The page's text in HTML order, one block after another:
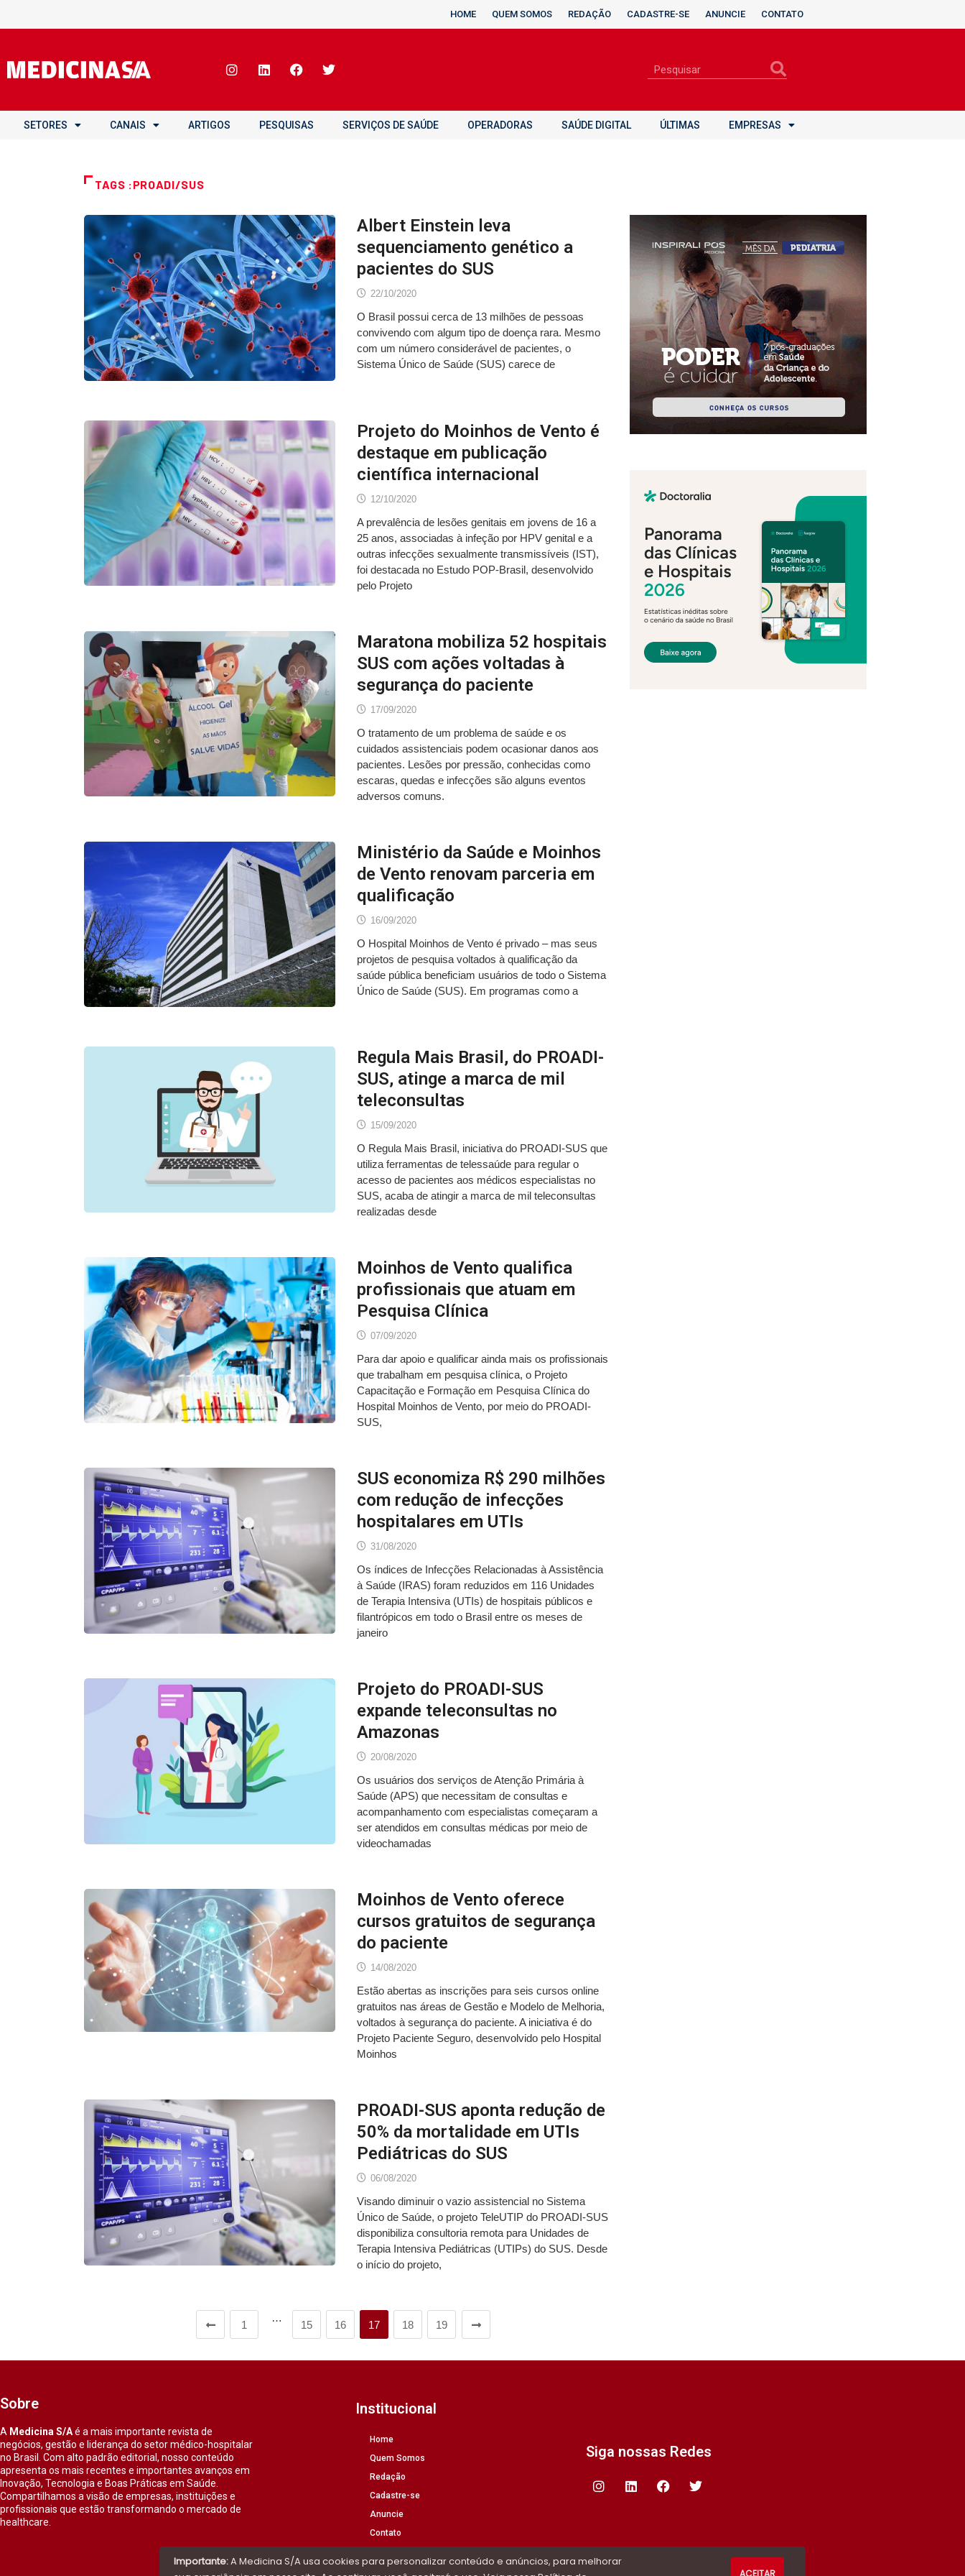
HOME QUEM SOMOS REDAÇÃO CADASTRE-SE ANUNCIE CONTATO
SETORES CANAIS ARTIGOS PESQUISAS SERVIÇOS DE SAÚDE OPERADORAS SAÚDE DIGITAL ÚLTIMAS EMPRESAS
TAGS :PROADI/SUS
Albert Einstein leva
sequenciamento genético a
pacientes do SUS
22/10/2020
O Brasil possui cerca de 13 milhões de pessoas
convivendo com algum tipo de doença rara. Mesmo
com um número considerável de pacientes, o
Sistema Único de Saúde (SUS) carece de
Projeto do Moinhos de Vento é
destaque em publicação
científica internacional
12/10/2020
A prevalência de lesões genitais em jovens de 16 a
25 anos, associadas à infeção por HPV genital e a
outras infecções sexualmente transmissíveis (IST),
foi destacada no Estudo POP-Brasil, desenvolvido
pelo Projeto
Maratona mobiliza 52 hospitais
SUS com ações voltadas à
segurança do paciente
17/09/2020
O tratamento de um problema de saúde e os
cuidados assistenciais podem ocasionar danos aos
pacientes. Lesões por pressão, conhecidas como
escaras, quedas e infecções são alguns eventos
adversos comuns.
Ministério da Saúde e Moinhos
de Vento renovam parceria em
qualificação
16/09/2020
O Hospital Moinhos de Vento é privado – mas seus
projetos de pesquisa voltados à qualificação da
saúde pública beneficiam usuários de todo o Sistema
Único de Saúde (SUS). Em programas como a
Regula Mais Brasil, do PROADI-
SUS, atinge a marca de mil
teleconsultas
15/09/2020
O Regula Mais Brasil, iniciativa do PROADI-SUS que
utiliza ferramentas de telessaúde para regular o
acesso de pacientes aos médicos especialistas no
SUS, acaba de atingir a marca de mil teleconsultas
realizadas desde
Moinhos de Vento qualifica
profissionais que atuam em
Pesquisa Clínica
07/09/2020
Para dar apoio e qualificar ainda mais os profissionais
que trabalham em pesquisa clínica, o Projeto
Capacitação e Formação em Pesquisa Clínica do
Hospital Moinhos de Vento, por meio do PROADI-
SUS,
SUS economiza R$ 290 milhões
com redução de infecções
hospitalares em UTIs
31/08/2020
Os índices de Infecções Relacionadas à Assistência
à Saúde (IRAS) foram reduzidos em 116 Unidades
de Terapia Intensiva (UTIs) de hospitais públicos e
filantrópicos em todo o Brasil entre os meses de
janeiro
Projeto do PROADI-SUS
expande teleconsultas no
Amazonas
20/08/2020
Os usuários dos serviços de Atenção Primária à
Saúde (APS) que necessitam de consultas e
acompanhamento com especialistas começaram a
ser atendidos em consultas médicas por meio de
videochamadas
Moinhos de Vento oferece
cursos gratuitos de segurança
do paciente
14/08/2020
Estão abertas as inscrições para seis cursos online
gratuitos nas áreas de Gestão e Modelo de Melhoria,
voltados à segurança do paciente. A iniciativa é do
Projeto Paciente Seguro, desenvolvido pelo Hospital
Moinhos
PROADI-SUS aponta redução de
50% da mortalidade em UTIs
Pediátricas do SUS
06/08/2020
Visando diminuir o vazio assistencial no Sistema
Único de Saúde, o projeto TeleUTIP do PROADI-SUS
disponibiliza consultoria remota para Unidades de
Terapia Intensiva Pediátricas (UTIPs) do SUS. Desde
o início do projeto,
1
…
15 16 17 18 19
Sobre
A Medicina S/Aé a mais importante revista de
negócios, gestão e liderança do setor médico-hospitalar
no Brasil. Com alto padrão editorial, nosso conteúdo
apresenta os mais recentes e importantes avanços em
Inovação, Tecnologia e Boas Práticas em Saúde.
Compartilhamos a visão de empresas, instituições e
profissionais que estão transformando o mercado de
healthcare.
Institucional
Home
Quem Somos
Redação
Cadastre-se
Anuncie
Contato
Siga nossas Redes
Importante:A Medicina S/A usa cookies para personalizar conteúdo e anúncios, para melhorar
ACEITAR